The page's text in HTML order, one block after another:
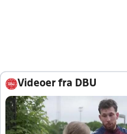
Videoer fra DBU